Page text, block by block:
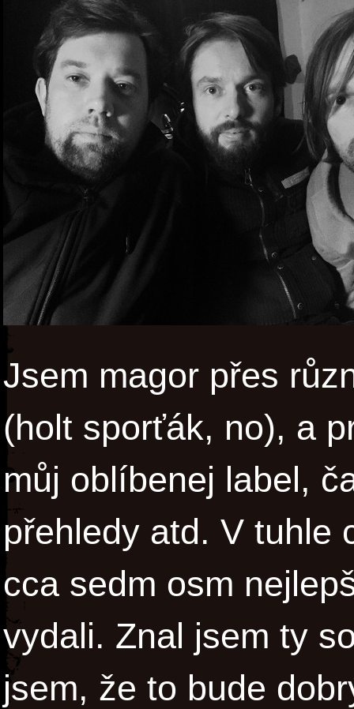
Jsem magor přes
(holt sporťák, no), a
můj oblíbenej label,
přehledy atd. V tuhle
cca sedm osm
vydali. Znal jsem ty
jsem, že to bude